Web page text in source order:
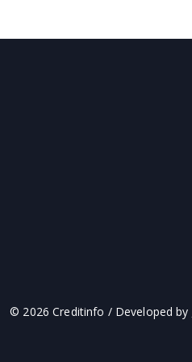
© 2026 Creditinfo / Developed by